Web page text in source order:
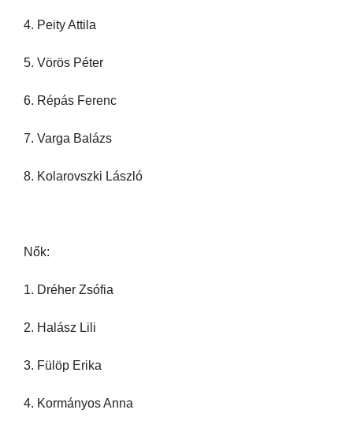
4. Peity Attila
5. Vörös Péter
6. Répás Ferenc
7. Varga Balázs
8. Kolarovszki László
Nők:
1. Dréher Zsófia
2. Halász Lili
3. Fülöp Erika
4. Kormányos Anna